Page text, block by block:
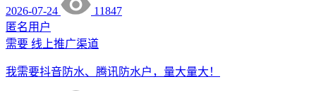
2026-07-24
11847
匿名用户
需要 线上推广渠道
我需要抖音防水、腾讯防水户，量大量大！